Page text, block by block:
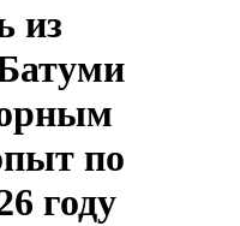
из
по
году